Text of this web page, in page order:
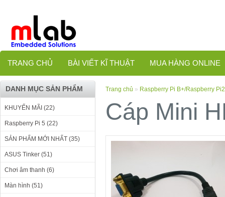
TRANG CHỦ BÀI VIẾT KĨ THUẬT MUA HÀNG ONLINE
DANH MỤC SẢN PHẨM
KHUYẾN MÃI (22)
Raspberry Pi 5 (22)
SẢN PHẨM MỚI NHẤT (35)
ASUS Tinker (51)
Chơi âm thanh (6)
Màn hình (51)
Trang chủ » Raspberry Pi B+/Raspberry
Cáp Mini